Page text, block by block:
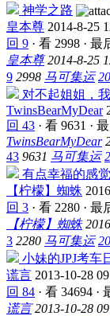
神学之路
皇本尊 2014-8-25
回 9 · 看 2998 · 最
皇本尊 2014-8-25
9 2998 马可集运
对不起姐姐，
TwinsBearMyDear
回 43 · 看 9631 ·
TwinsBearMyDear
43 9631 马可集运
有点幸福的感觉
【柠檬】蜘蛛
回 3 · 看 2280 · 最
【柠檬】蜘蛛
3 2280 马可集运
小妹的JPJ考车
谎言 2013-10-28
回 84 · 看 34694 ·
谎言 2013-10-28